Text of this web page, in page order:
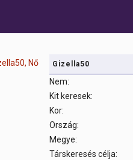
Gizella50
Nem:
Kit keresek:
Kor:
Ország:
Megye:
Társkeresés célja: